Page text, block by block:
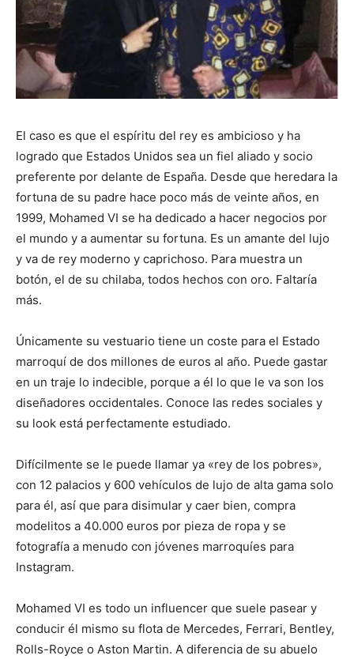
El caso es que el espíritu del rey es ambicioso y ha
logrado que Estados Unidos sea un fiel aliado y socio
preferente por delante de España. Desde que heredara la
fortuna de su padre hace poco más de veinte años, en
1999, Mohamed VI se ha dedicado a hacer negocios por
el mundo y a aumentar su fortuna. Es un amante del lujo
y va de rey moderno y caprichoso. Para muestra un
botón, el de su chilaba, todos hechos con oro. Faltaría
más.
Únicamente su vestuario tiene un coste para el Estado
marroquí de dos millones de euros al año. Puede gastar
en un traje lo indecible, porque a él lo que le va son los
diseñadores occidentales. Conoce las redes sociales y
su look está perfectamente estudiado.
Difícilmente se le puede llamar ya «rey de los pobres»,
con 12 palacios y 600 vehículos de lujo de alta gama solo
para él, así que para disimular y caer bien, compra
modelitos a 40.000 euros por pieza de ropa y se
fotografía a menudo con jóvenes marroquíes para
Instagram.
Mohamed VI es todo un influencer que suele pasear y
conducir él mismo su flota de Mercedes, Ferrari, Bentley,
Rolls-Royce o Aston Martin. A diferencia de su abuelo